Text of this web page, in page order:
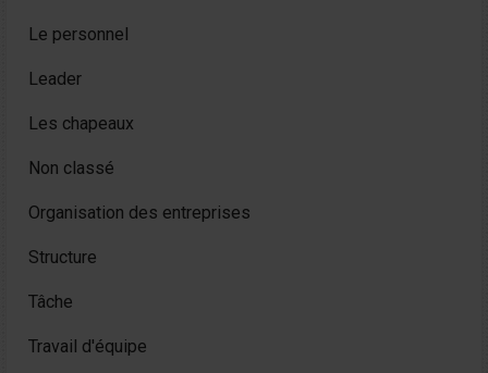
Le personnel
Leader
Les chapeaux
Non classé
Organisation des entreprises
Structure
Tâche
Travail d'équipe